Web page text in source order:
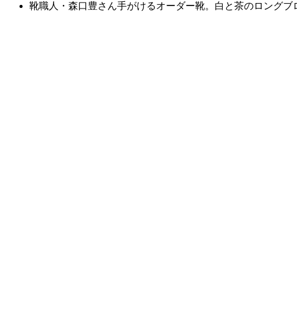
靴職人・森口豊さん手がけるオーダー靴。白と茶のロングブ